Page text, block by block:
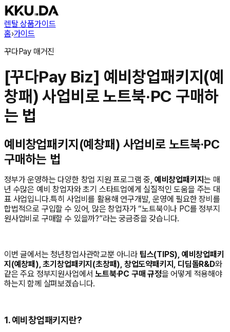
렌탈 상품가이드
홈›가이드
꾸다Pay 매거진
[꾸다Pay Biz] 예비창업패키지(예
창패) 사업비로 노트북·PC 구매하
는 법
예비창업패키지(예창패) 사업비로 노트북·PC
구매하는 법
정부가 운영하는 다양한 창업 지원 프로그램 중, 예비창업패키지는 매
년 수많은 예비 창업자와 초기 스타트업에게 실질적인 도움을 주는 대
표 사업입니다.특히 사업비를 활용해 연구개발, 운영에 필요한 장비를
합법적으로 구입할 수 있어, 많은 창업자가 “노트북이나 PC를 정부지
원사업비로 구매할 수 있을까?”라는 궁금증을 갖습니다.
이번 글에서는 청년창업사관학교뿐 아니라 팁스(TIPS), 예비창업패키
지(예창패), 초기창업패키지(초창패), 창업도약패키지, 디딤돌R&D와
같은 주요 정부지원사업에서노트북·PC 구매 규정을 어떻게 적용해야
하는지 함께 살펴보겠습니다.
1. 예비창업패키지란?